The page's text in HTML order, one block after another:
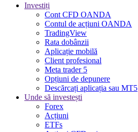
Investiți
Cont CFD OANDA
Contul de acțiuni OANDA
TradingView
Rata dobânzii
Aplicație mobilă
Client profesional
Meta trader 5
Opțiuni de depunere
Descărcați aplicația sau MT5
Unde să investești
Forex
Acțiuni
ETFs